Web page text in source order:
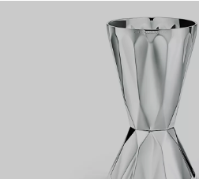
Comment
bague